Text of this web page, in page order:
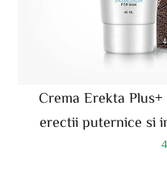
Crema Erekta
erectii puternice si